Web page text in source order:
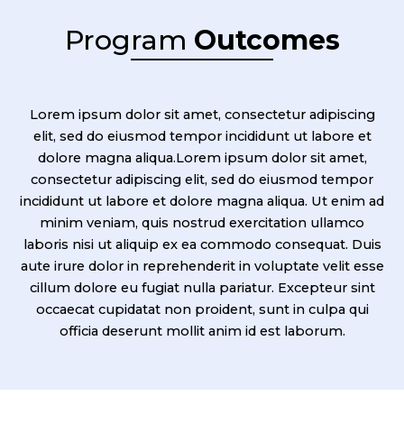
Program Outcomes
Lorem ipsum dolor sit amet, consectetur adipiscing
elit, sed do eiusmod tempor incididunt ut labore et
dolore magna aliqua.Lorem ipsum dolor sit amet,
consectetur adipiscing elit, sed do eiusmod tempor
incididunt ut labore et dolore magna aliqua. Ut enim ad
minim veniam, quis nostrud exercitation ullamco
laboris nisi ut aliquip ex ea commodo consequat. Duis
aute irure dolor in reprehenderit in voluptate velit esse
cillum dolore eu fugiat nulla pariatur. Excepteur sint
occaecat cupidatat non proident, sunt in culpa qui
officia deserunt mollit anim id est laborum.